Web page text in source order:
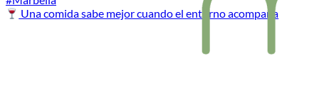
Una comida sabe mejor cuando el entorno acompaña